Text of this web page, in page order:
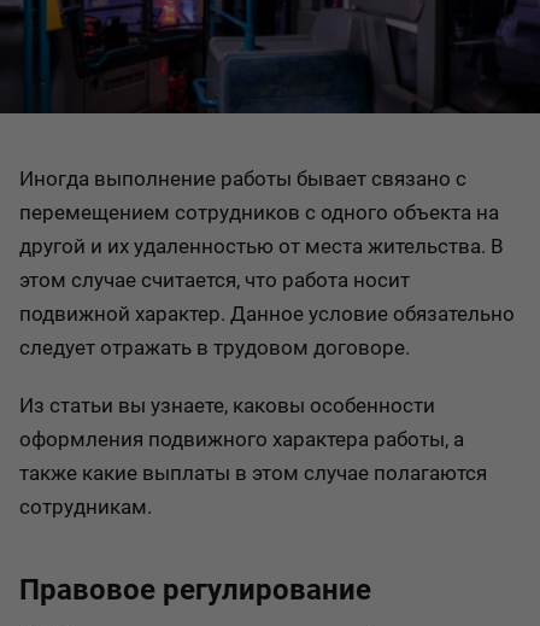
Иногда выполнение работы бывает связано с
перемещением сотрудников с одного объекта на
другой и их удаленностью от места жительства. В
этом случае считается, что работа носит
подвижной характер. Данное условие обязательно
следует отражать в трудовом договоре.
Из статьи вы узнаете, каковы особенности
оформления подвижного характера работы, а
также какие выплаты в этом случае полагаются
сотрудникам.
Правовое регулирование